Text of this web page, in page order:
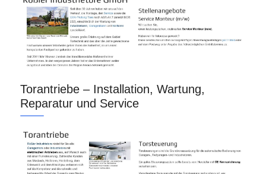
Torantriebe – Installation, Wartung,
Reparatur und Service